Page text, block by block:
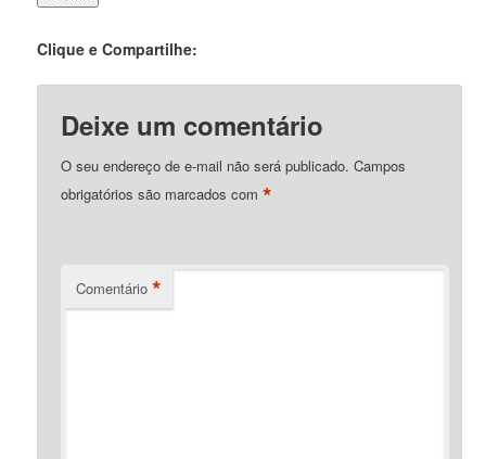
Clique e Compartilhe:
Deixe um comentário
O seu endereço de e-mail não será publicado. Campos
obrigatórios são marcados com*
Comentário *